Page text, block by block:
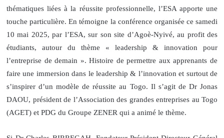
thématiques liées à la réussite professionnelle, l’ESA apporte une
touche particulière. En témoigne la conférence organisée ce samedi
10 mai 2025, par l’ESA, sur son site d’Agoè-Nyivé, au profit des
étudiants, autour du thème « leadership & innovation pour
l’entreprise de demain ». Histoire de permettre aux apprenants de
faire une immersion dans le leadership & l’innovation et surtout de
s’inspirer d’un modèle de réussite au Togo. Il s’agit de Dr Jonas
DAOU, président de l’Association des grandes entreprises au Togo
(AGET) et PDG du Groupe ZENER qui a animé le thème.